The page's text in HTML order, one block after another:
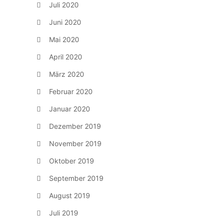
Juli 2020
Juni 2020
Mai 2020
April 2020
März 2020
Februar 2020
Januar 2020
Dezember 2019
November 2019
Oktober 2019
September 2019
August 2019
Juli 2019